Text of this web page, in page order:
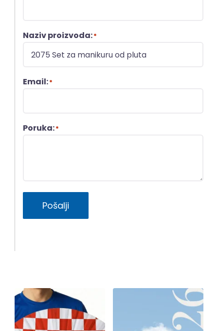
Naziv proizvoda:*
Email:*
Poruka:*
Pošalji